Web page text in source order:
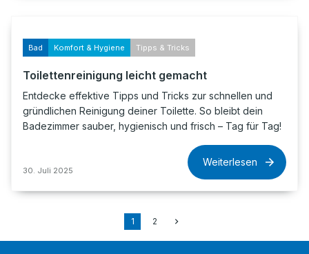
Bad Komfort & Hygiene Tipps & Tricks
Toilettenreinigung leicht gemacht
Entdecke effektive Tipps und Tricks zur schnellen und
gründlichen Reinigung deiner Toilette. So bleibt dein
Badezimmer sauber, hygienisch und frisch – Tag für Tag!
30. Juli 2025
Weiterlesen
1 2